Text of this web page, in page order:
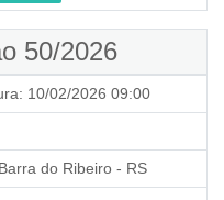
50/2026
10/02/2026 09:00
do Ribeiro - RS